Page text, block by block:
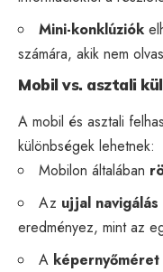
Mini-konklúziók
számára, akik nem
Mobil vs. asztali
A mobil és asztali
különbségek lehetnek:
Mobilon általában
Az ujjal navigálás
eredményez, mint az
A képernyőméret